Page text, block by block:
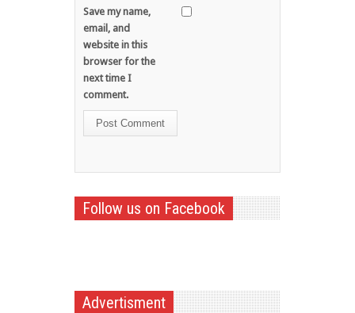
Save my name,
email, and
website in this
browser for the
next time I
comment.
Follow us on Facebook
Advertisment